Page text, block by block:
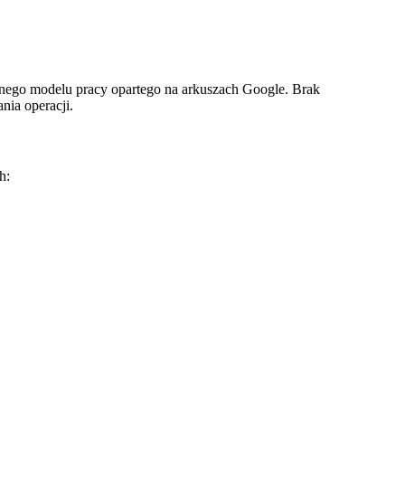
modelu pracy opartego na arkuszach Google. Brak
operacji.